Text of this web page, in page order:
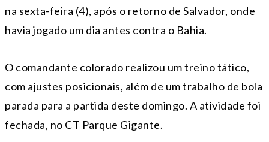
na sexta-feira (4), após o retorno de Salvador, onde
havia jogado um dia antes contra o Bahia.
O comandante colorado realizou um treino tático,
com ajustes posicionais, além de um trabalho de bola
parada para a partida deste domingo. A atividade foi
fechada, no CT Parque Gigante.